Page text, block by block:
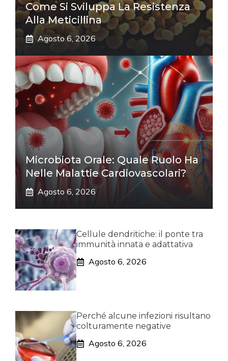
Come Si Sviluppa La Resistenza
Alla Meticillina
Agosto 6, 2026
Microbiota Orale: Quale Ruolo Ha
Nelle Malattie Cardiovascolari?
Agosto 6, 2026
Cellule dendritiche: il ponte tra
immunità innata e adattativa
Agosto 6, 2026
Perché alcune infezioni risultano
colturamente negative
Agosto 6, 2026